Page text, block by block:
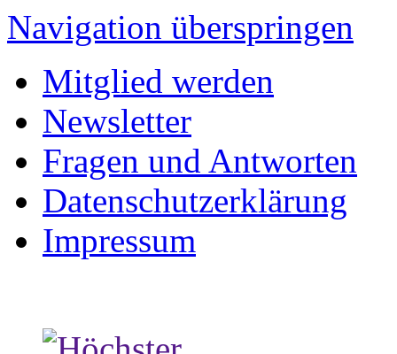
Navigation überspringen
Mitglied werden
Newsletter
Fragen und Antworten
Datenschutzerklärung
Impressum